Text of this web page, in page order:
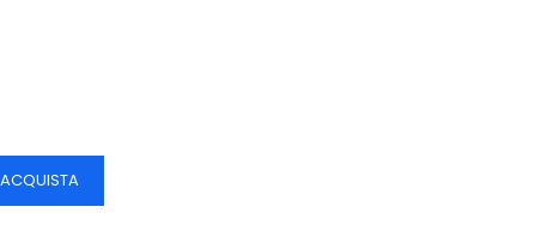
ACQUISTA